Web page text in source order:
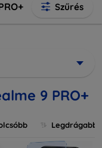
Szűrés
9 PRO+
Legdrágabb